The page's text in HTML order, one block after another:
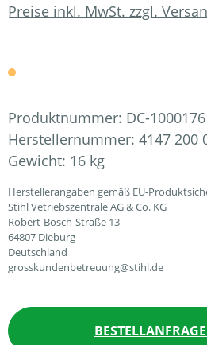
Preise inkl. MwSt. zzgl.
Produktnummer: DC-
Herstellernummer: 4147 200
Gewicht: 16 kg
Herstellerangaben gemäß EU-
Stihl Vetriebszentrale AG & Co. KG
Robert-Bosch-Straße 13
64807 Dieburg
Deutschland
grosskundenbetreuung@stihl.de